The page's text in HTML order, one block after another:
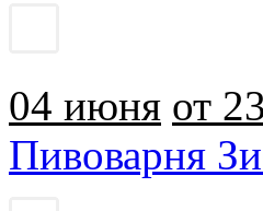
04 июня от
Пивоварня